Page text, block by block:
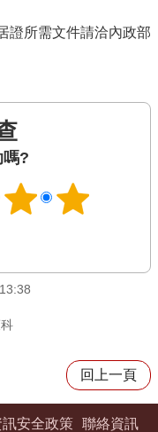
證所需文件請洽內政部
嗎?
回上一頁
安全政策 聯絡資訊